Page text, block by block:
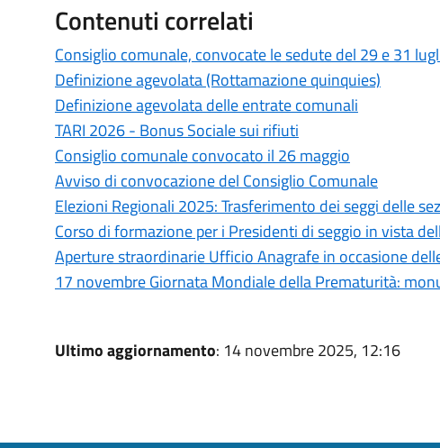
Contenuti correlati
Consiglio comunale, convocate le sedute del 29 e 31
Definizione agevolata (Rottamazione quinquies)
Definizione agevolata delle entrate comunali
TARI 2026 - Bonus Sociale sui rifiuti
Consiglio comunale convocato il 26 maggio
Avviso di convocazione del Consiglio Comunale
Elezioni Regionali 2025: Trasferimento dei seggi delle
Corso di formazione per i Presidenti di seggio in vista
Aperture straordinarie Ufficio Anagrafe in occasione
17 novembre Giornata Mondiale della Prematurità:
Ultimo aggiornamento: 14 novembre 2025, 12:16